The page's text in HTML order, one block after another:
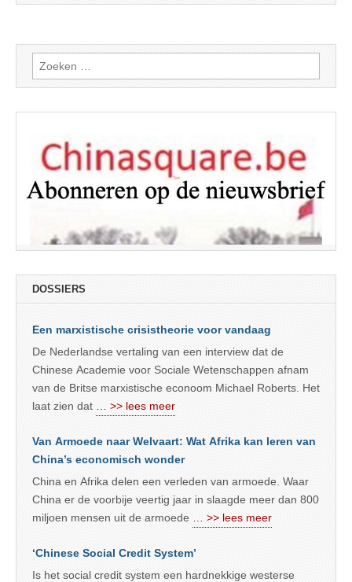
Zoeken
naar:
DOSSIERS
Een marxistische crisistheorie voor vandaag
De Nederlandse vertaling van een interview dat de
Chinese Academie voor Sociale Wetenschappen afnam
van de Britse marxistische econoom Michael Roberts. Het
laat zien dat
… >> lees meer
Van Armoede naar Welvaart: Wat Afrika kan leren van
China’s economisch wonder
China en Afrika delen een verleden van armoede. Waar
China er de voorbije veertig jaar in slaagde meer dan 800
miljoen mensen uit de armoede
… >> lees meer
‘Chinese Social Credit System’
Is het social credit system een hardnekkige westerse